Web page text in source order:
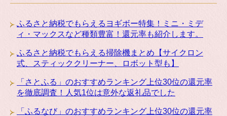
ふるさと納税でもらえるヨギボー特集！ミニ・ミデ
ィ・マックスなど種類豊富！還元率も紹介します。
ふるさと納税でもらえる掃除機まとめ【サイクロン
式、スティッククリーナー、ロボット型も】
「さとふる」のおすすめランキング上位30位の還元率
を徹底調査！人気1位は意外な返礼品でした
「ふるなび」のおすすめランキング上位30位の還元率